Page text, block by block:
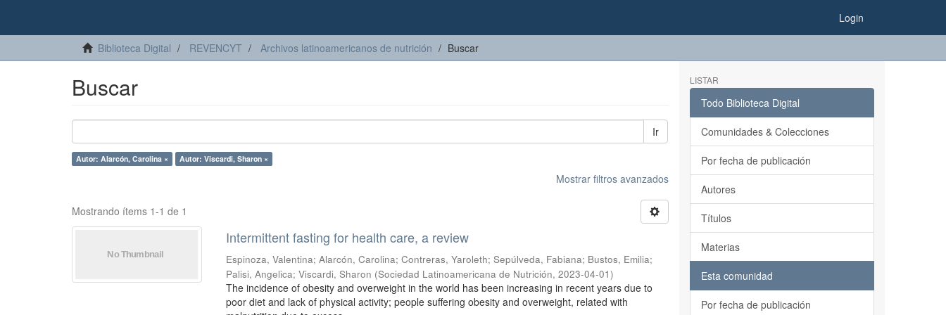
Login
Biblioteca Digital REVENCYT Archivos latinoamericanos de nutrición Buscar
Buscar
Ir
Autor: Alarcón, Carolina × Autor: Viscardi, Sharon ×
Mostrar filtros avanzados
Mostrando ítems 1-1 de 1
Intermittent fasting for health care, a review
Espinoza, Valentina;Alarcón, Carolina;Contreras, Yaroleth;Sepúlveda, Fabiana; Bustos, Emilia;
Palisi, Angelica;Viscardi, Sharon (Sociedad Latinoamericana de Nutrición,2023-04-01)
The incidence of obesity and overweight in the world has been increasing in recent years due to
poor diet and lack of physical activity; people suffering obesity and overweight, related with
LISTAR
Todo Biblioteca Digital
Comunidades & Colecciones
Por fecha de publicación
Autores
Títulos
Materias
Esta comunidad
Por fecha de publicación